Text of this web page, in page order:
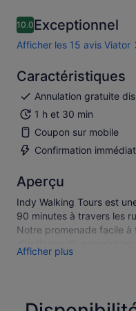
10.010.0 sur 10
Exceptionnel
Afficher les 15 avis Viator
Caractéristiques
Annulation gratuite
1 h et 30 min
Coupon sur mobile
Confirmation
Aperçu
Indy Walking Tours est
90 minutes à travers les
Notre promenade facile à
Indiana War Memorial
Afficher plus